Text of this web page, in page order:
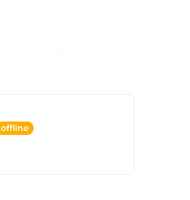
offline